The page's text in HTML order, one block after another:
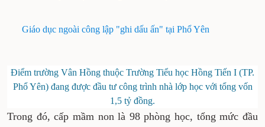
Giáo dục ngoài công lập "ghi dấu ấn" tại Phổ Yên
Điểm trường Vân Hồng thuộc Trường Tiểu học Hồng Tiến I (TP.
Phổ Yên) đang được đầu tư công trình nhà lớp học với tổng vốn
1,5 tỷ đồng.
Trong đó, cấp mầm non là 98 phòng học, tổng mức đầu